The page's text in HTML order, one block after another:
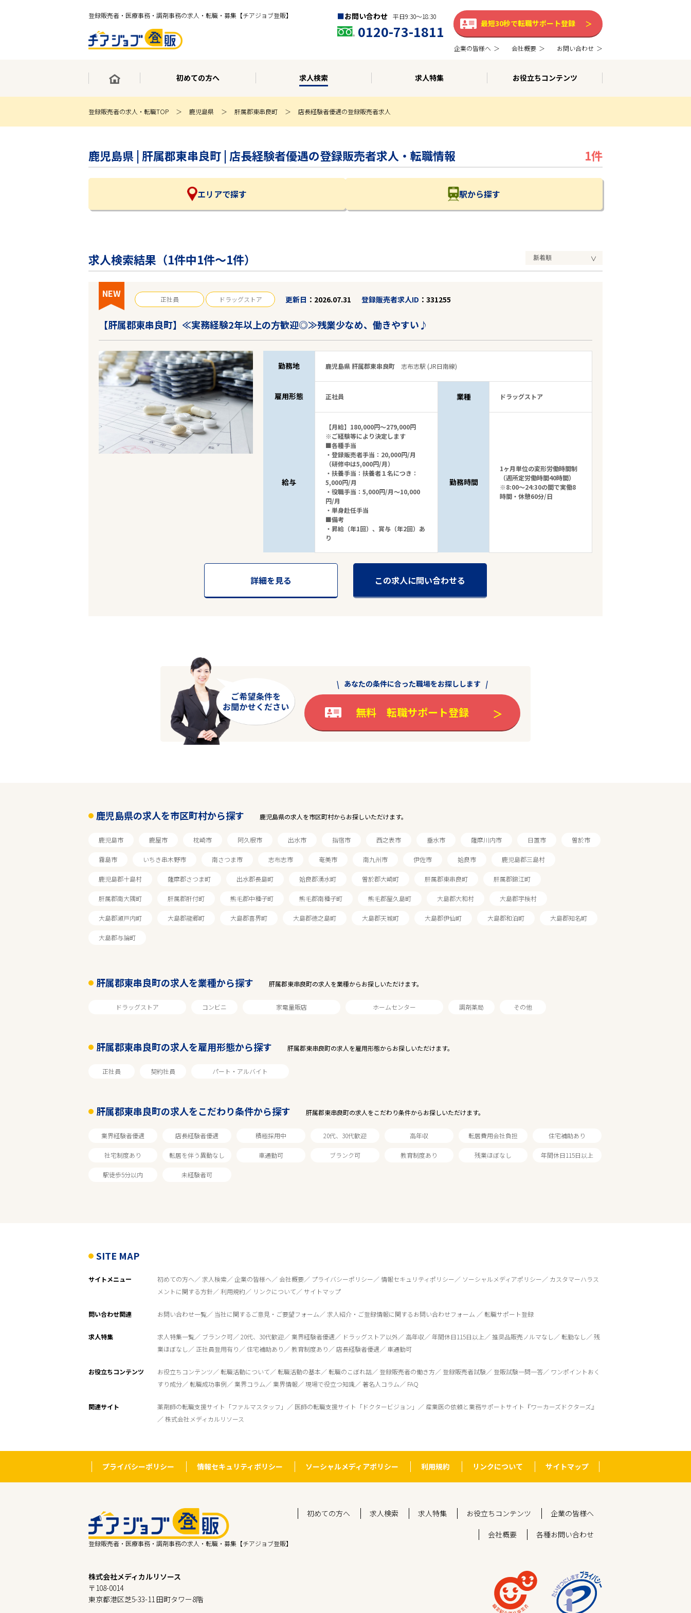
登録販売者・医療事務・調剤事務の求人・転職・募集【チアジョブ登販】 お問い合わせ 平日9:30〜18:30
0120-73-1811 最短30秒で転職サポート登録
企業の皆様へ 会社概要 お問い合わせ
初めての方へ 求人検索 求人特集 お役立ちコンテンツ
登録販売者の求人・転職TOP 鹿児島県 肝属郡東串良町 店長経験者優遇の登録販売者求人
鹿児島県 | 肝属郡東串良町 | 店長経験者優遇の登録販売者求人・転職情報 1件
エリアで探す 駅から探す
エリアで探す
鹿児島
業種
店長経験者優遇
フリーワード
求人検索結果（1件中1件～1件）
NEW 正社員 ドラッグストア 更新日 2026.07.31 登録販売者求人ID 331255
【肝属郡東串良町】≪実務経験2年以上の方歓迎◎≫残業少なめ、働きやすい♪
勤務地 鹿児島県 肝属郡東串良町 志布志駅 (JR日南線)
雇用形態 正社員 業種 ドラッグストア
給与
【月給】180,000円～279,000円
※ご経験等により決定します
■各種手当
・登録販売者手当：20,000円/月
（研修中は5,000円/月）
・扶養手当：扶養者１名につき：
5,000円/月
・役職手当：5,000円/月～10,000
円/月
・単身赴任手当
■備考
・昇給（年1回）、賞与（年2回）あ
り
勤務時間
1ヶ月単位の変形労働時間制
（週所定労働時間40時間）
※8:00～24:30の間で実働8
時間・休憩60分/日
詳細を見る この求人に問い合わせる
あなたの条件に合った職場をお探しします
無料 転職サポート登録
鹿児島県の求人を市区町村から探す 鹿児島県の求人を市区町村からお探しいただけます。
鹿児島市 鹿屋市 枕崎市 阿久根市 出水市 指宿市 西之表市 垂水市 薩摩川内市 日置市 曽於市
霧島市 いちき串木野市 南さつま市 志布志市 奄美市 南九州市 伊佐市 姶良市 鹿児島郡三島村
鹿児島郡十島村 薩摩郡さつま町 出水郡長島町 姶良郡湧水町 曽於郡大崎町 肝属郡東串良町 肝属郡錦江町
肝属郡南大隅町 肝属郡肝付町 熊毛郡中種子町 熊毛郡南種子町 熊毛郡屋久島町 大島郡大和村 大島郡宇検村
大島郡瀬戸内町 大島郡龍郷町 大島郡喜界町 大島郡徳之島町 大島郡天城町 大島郡伊仙町 大島郡和泊町 大島郡知名町
大島郡与論町
肝属郡東串良町の求人を業種から探す 肝属郡東串良町の求人を業種からお探しいただけます。
ドラッグストア コンビニ 家電量販店 ホームセンター 調剤薬局 その他
肝属郡東串良町の求人を雇用形態から探す 肝属郡東串良町の求人を雇用形態からお探しいただけます。
正社員 契約社員 パート・アルバイト
肝属郡東串良町の求人をこだわり条件から探す 肝属郡東串良町の求人をこだわり条件からお探しいただけます。
業界経験者優遇 店長経験者優遇 積極採用中 20代、30代歓迎 高年収 転居費用会社負担 住宅補助あり
社宅制度あり 転居を伴う異動なし 車通勤可 ブランク可 教育制度あり 残業ほぼなし 年間休日115日以上
駅徒歩5分以内 未経験者可
SITE MAP
サイトメニュー 初めての方へ 求人検索 企業の皆様へ 会社概要 プライバシーポリシー 情報セキュリティポリシー ソーシャルメディアポリシー
カスタマーハラス
メントに関する方針
利用規約 リンクについて サイトマップ
問い合わせ関連 お問い合わせ一覧 当社に関するご意見・ご要望フォーム 求人紹介・ご登録情報に関するお問い合わせフォーム 転職サポート登録
求人特集 求人特集一覧 ブランク可 20代、30代歓迎 業界経験者優遇 ドラッグストア以外 高年収 年間休日115日以上 推奨品販売ノルマなし 転勤なし
残
業ほぼなし
正社員登用有り 住宅補助あり 教育制度あり 店長経験者優遇 車通勤可
お役立ちコンテンツ お役立ちコンテンツ 転職活動について 転職活動の基本 転職のこぼれ話 登録販売者の働き方 登録販売者試験 登販試験一問一答
ワンポイントおく
すり成分
転職成功事例 業界コラム 業界情報 現場で役立つ知識 著名人コラム FAQ
関連サイト 薬剤師の転職支援サイト「ファルマスタッフ」 医師の転職支援サイト「ドクタービジョン」
産業医の依頼と業務サポートサイト『ワーカーズドクターズ』
株式会社メディカルリソース
プライバシーポリシー 情報セキュリティポリシー ソーシャルメディアポリシー 利用規約 リンクについて サイトマップ
登録販売者・医療事務・調剤事務の求人・転職・募集【チアジョブ登販】
初めての方へ 求人検索 求人特集 お役立ちコンテンツ 企業の皆様へ
会社概要 各種お問い合わせ
株式会社メディカルリソース
〒108-0014
東京都港区芝5-33-11 田町タワー8階